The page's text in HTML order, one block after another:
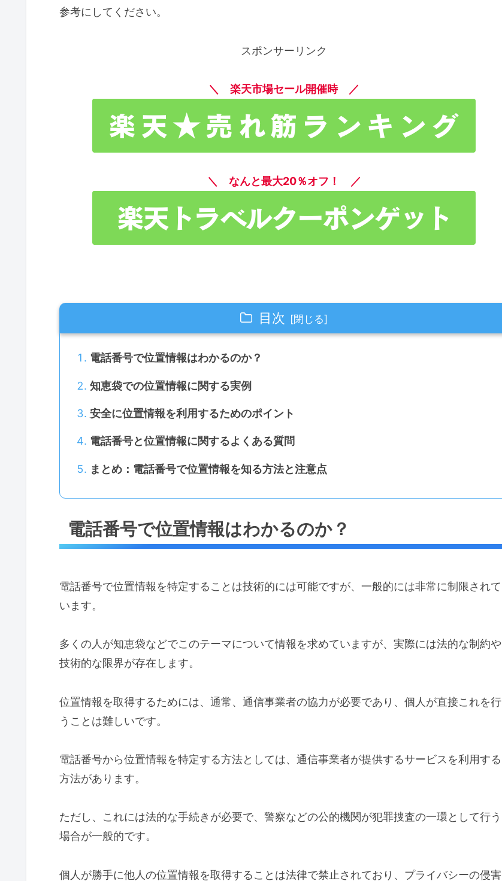
参考にしてください。
スポンサーリンク
＼ 楽天市場セール開催時 ／
＼ なんと最大20％オフ！ ／
目次
電話番号で位置情報はわかるのか？
知恵袋での位置情報に関する実例
安全に位置情報を利用するためのポイント
電話番号と位置情報に関するよくある質問
まとめ：電話番号で位置情報を知る方法と注意点
電話番号で位置情報はわかるのか？
電話番号で位置情報を特定することは技術的には可能ですが、一般的には非常に制限されて
います。
多くの人が知恵袋などでこのテーマについて情報を求めていますが、実際には法的な制約や
技術的な限界が存在します。
位置情報を取得するためには、通常、通信事業者の協力が必要であり、個人が直接これを行
うことは難しいです。
電話番号から位置情報を特定する方法としては、通信事業者が提供するサービスを利用する
方法があります。
ただし、これには法的な手続きが必要で、警察などの公的機関が犯罪捜査の一環として行う
場合が一般的です。
個人が勝手に他人の位置情報を取得することは法律で禁止されており、プライバシーの侵害